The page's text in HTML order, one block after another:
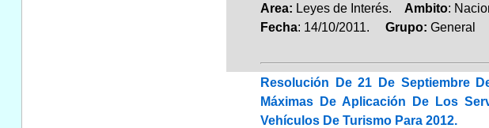
Area: Leyes de Interés. Ambito:
Fecha: 14/10/2011. Grupo: General
Resolución De 21 De Septiembre
Máximas De Aplicación De Los
Vehículos De Turismo Para 2012.